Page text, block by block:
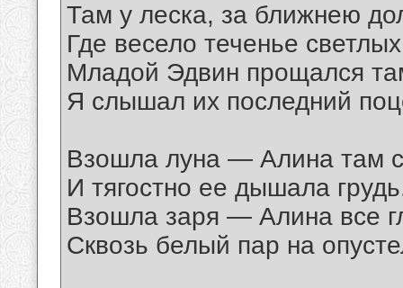
Там у леска, за ближнею
Где весело теченье
Младой Эдвин прощался
Я слышал их последний
Взошла луна — Алина там
И тягостно ее дышала
Взошла заря — Алина все
Сквозь белый пар на